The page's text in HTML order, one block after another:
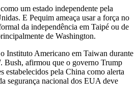
um estado independente pela
E Pequim ameaça usar a força no
da independência em Taipé ou de
de Washington.
Instituto Americano em Taiwan durante
Bush, afirmou que o governo Trump
estabelecidos pela China como alerta
segurança nacional dos EUA deve